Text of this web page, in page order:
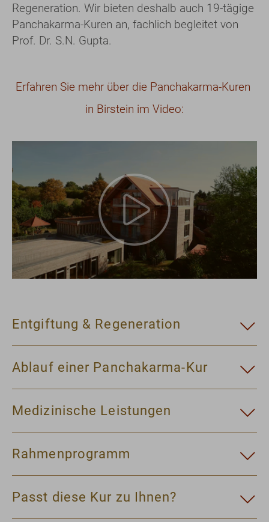
Regeneration. Wir bieten deshalb auch 19-tägige
Panchakarma-Kuren an, fachlich begleitet von
Prof. Dr. S.N. Gupta.
Erfahren Sie mehr über die Panchakarma-Kuren
in Birstein im Video:
Entgiftung & Regeneration
Ablauf einer Panchakarma-Kur
Medizinische Leistungen
Rahmenprogramm
Passt diese Kur zu Ihnen?